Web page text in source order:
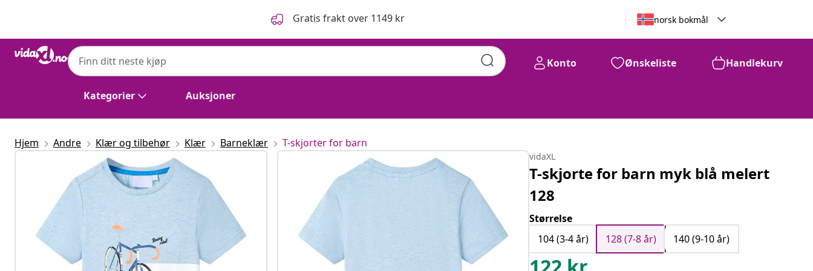
Gratis frakt over 1149 kr norsk bokmål
Kategorier Auksjoner
Konto Ønskeliste Handlekurv
Hjem Andre Klær og tilbehør Klær Barneklær T-skjorter for barn
vidaXL
T-skjorte for barn myk blå melert
128
Størrelse
104 (3-4 år)
128 (7-8 år) 140 (9-10 år)